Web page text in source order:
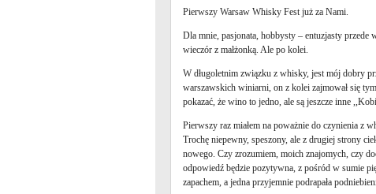
Pierwszy Warsaw Whisky Fest już za Nami.
Dla mnie, pasjonata, hobbysty – entuzjasty przede
wieczór z małżonką. Ale po kolei.
W długoletnim związku z whisky, jest mój dobry
warszawskich winiarni, on z kolei zajmował się
pokazać, że wino to jedno, ale są jeszcze inne
Pierwszy raz miałem na poważnie do czynienia z
Trochę niepewny, speszony, ale z drugiej strony
nowego. Czy zrozumiem, moich znajomych, czy
odpowiedź będzie pozytywna, z pośród w sumie
zapachem, a jedna przyjemnie podrapała